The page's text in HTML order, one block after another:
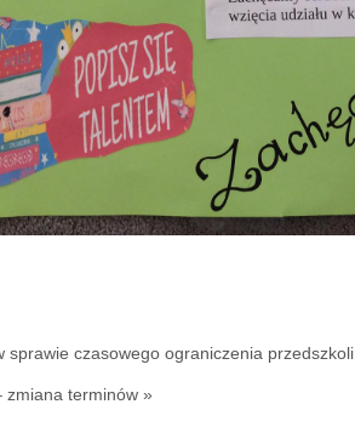
sprawie czasowego ograniczenia przedszkoli
zmiana terminów »